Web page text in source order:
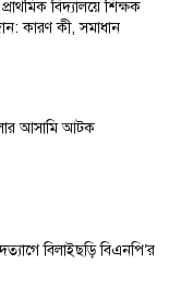
বিদ্যালয়ে শিক্ষক
কারণ কী, সমাধান
আসামি আটক
বিলাইছড়ি বিএনপি’র